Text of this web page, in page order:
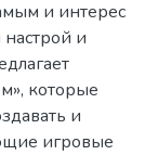
и интерес
и
которые
и
игровые